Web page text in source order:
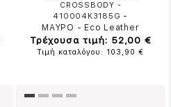
CROSSBODY -
410004K3185G -
ΜΑΥΡΟ - Eco Leather
Τρέχουσα τιμή: 52,00 €
Τιμή καταλόγου: 103,90 €